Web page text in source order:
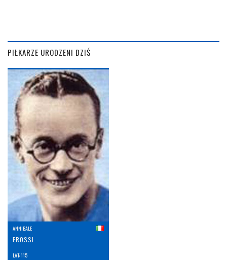
PIŁKARZE URODZENI DZIŚ
ANNIBALE
FROSSI
LAT: 115